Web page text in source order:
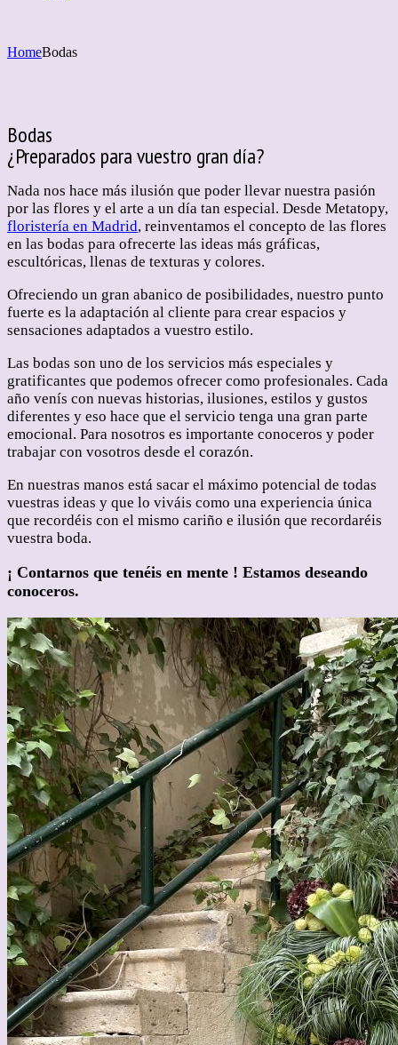
HomeBodas
Bodas
¿Preparados para vuestro gran día?
Nada nos hace más ilusión que poder llevar nuestra pasión
por las flores y el arte a un día tan especial. Desde Metatopy,
floristería en Madrid, reinventamos el concepto de las flores
en las bodas para ofrecerte las ideas más gráficas,
escultóricas, llenas de texturas y colores.
Ofreciendo un gran abanico de posibilidades, nuestro punto
fuerte es la adaptación al cliente para crear espacios y
sensaciones adaptados a vuestro estilo.
Las bodas son uno de los servicios más especiales y
gratificantes que podemos ofrecer como profesionales. Cada
año venís con nuevas historias, ilusiones, estilos y gustos
diferentes y eso hace que el servicio tenga una gran parte
emocional. Para nosotros es importante conoceros y poder
trabajar con vosotros desde el corazón.
En nuestras manos está sacar el máximo potencial de todas
vuestras ideas y que lo viváis como una experiencia única
que recordéis con el mismo cariño e ilusión que recordaréis
vuestra boda.
¡ Contarnos que tenéis en mente ! Estamos deseando
conoceros.